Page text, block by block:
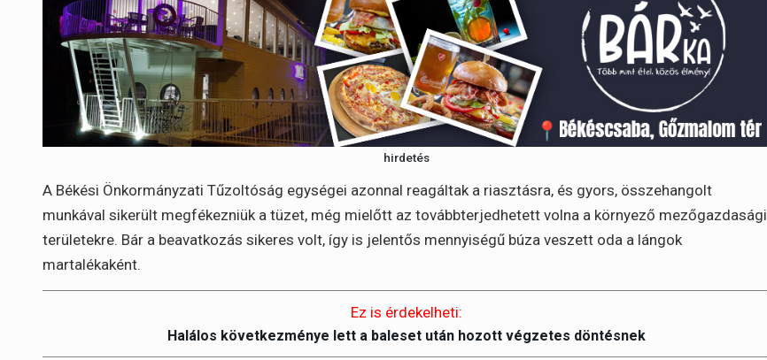
hirdetés
A Békési Önkormányzati Tűzoltóság egységei azonnal reagáltak a riasztásra, és gyors, összehangolt
munkával sikerült megfékezniük a tüzet, még mielőtt az továbbterjedhetett volna a környező mezőgazdasági
területekre. Bár a beavatkozás sikeres volt, így is jelentős mennyiségű búza veszett oda a lángok
martalékaként.
Ez is érdekelheti:
Halálos következménye lett a baleset után hozott végzetes döntésnek